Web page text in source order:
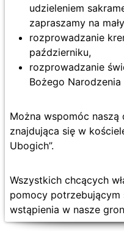
udzieleniem
zapraszamy na
rozprowadzanie
październiku,
rozprowadzanie
Bożego Narodzenia
Można wspomóc naszą
znajdująca się w
Ubogich”.
Wszystkich chcących
pomocy potrzebującym
wstąpienia w nasze